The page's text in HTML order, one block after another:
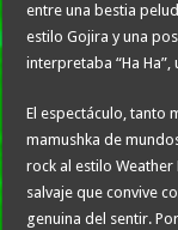
entre una bestia
estilo Gojira y una
interpretaba “Ha
El espectáculo, tanto
mamushka de
rock al estilo
salvaje que convive
genuina del sentir.